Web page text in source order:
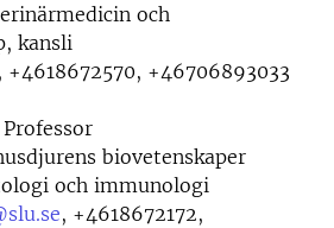
och
kansli
, +4618672570, +46706893033
Professor
biovetenskaper
och immunologi
, +4618672172,